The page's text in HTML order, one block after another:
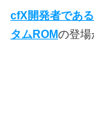
cfX開発者であ
タムROMの登場